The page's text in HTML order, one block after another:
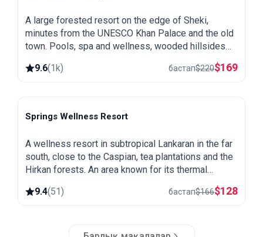
A large forested resort on the edge of Sheki,
minutes from the UNESCO Khan Palace and the old
town. Pools, spa and wellness, wooded hillsides
and a great base for exploring northern Azerbaijan.
9.6(1k) бастап$220$169
Lankaran
Springs Wellness Resort
A wellness resort in subtropical Lankaran in the far
south, close to the Caspian, tea plantations and the
Hirkan forests. An area known for its thermal
9.4(51) бастап$166$128